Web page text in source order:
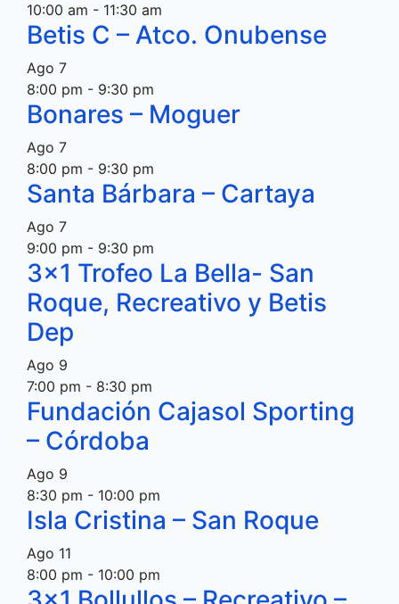
10:00 am - 11:30 am
Betis C – Atco. Onubense
Ago 7
8:00 pm - 9:30 pm
Bonares – Moguer
Ago 7
8:00 pm - 9:30 pm
Santa Bárbara – Cartaya
Ago 7
9:00 pm - 9:30 pm
3×1 Trofeo La Bella- San
Roque, Recreativo y Betis
Dep
Ago 9
7:00 pm - 8:30 pm
Fundación Cajasol Sporting
– Córdoba
Ago 9
8:30 pm - 10:00 pm
Isla Cristina – San Roque
Ago 11
8:00 pm - 10:00 pm